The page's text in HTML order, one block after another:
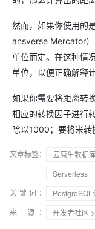
然而，如果你使用的
ansverse Mercator
单位而定。在这种情
单位，以便正确解释
如果你需要将距离转
相应的转换因子进行
除以1000；要将米转
文章标签： 云原生数据
Serverless
关键词：
PostgreSQL
来 源：
开发者社区 >